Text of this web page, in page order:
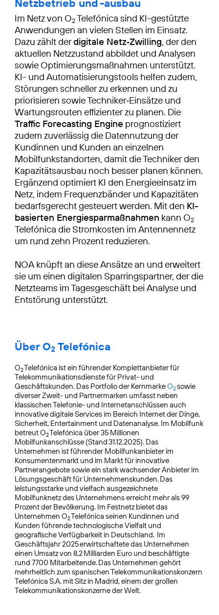
Netzbetrieb und -ausbau
Im Netz von O2Telefónica sind KI-gestützte
Anwendungen an vielen Stellen im Einsatz.
Dazu zählt derdigitale Netz‑Zwilling, der den
aktuellen Netzzustand abbildet und Analysen
sowie Optimierungsmaßnahmen unterstützt.
KI- und Automatisierungstools helfen zudem,
Störungen schneller zu erkennen und zu
priorisieren sowie Techniker‑Einsätze und
Wartungsrouten effizienter zu planen. Die
Traffic Forecasting Engine prognostiziert
zudem zuverlässig die Datennutzung der
Kundinnen und Kunden an einzelnen
Mobilfunkstandorten, damit die Techniker den
Kapazitätsausbau noch besser planen können.
Ergänzend optimiert KI den Energieeinsatz im
Netz, indem Frequenzbänder und Kapazitäten
bedarfsgerecht gesteuert werden. Mit den KI-
basierten Energie­sparmaßnahmen kann O2
Telefónica die Stromkosten im Antennennetz
um rund zehn Prozent reduzieren.
NOA knüpft an diese Ansätze an und erweitert
sie um einen digitalen Sparringspartner, der die
Netzteams im Tagesgeschäft bei Analyse und
Entstörung unterstützt.
Über O2 Telefónica
O2Telefónica ist ein führender Komplettanbieter für
Telekommunikationsdienste für Privat- und
Geschäftskunden. Das Portfolio der KernmarkeO2sowie
diverser Zweit- und Partnermarken umfasst neben
klassischen Telefonie- und Internetanschlüssen auch
innovative digitale Services im Bereich Internet der Dinge,
Sicherheit, Entertainment und Datenanalyse. Im Mobilfunk
betreut O2Telefónica über 35 Millionen
Mobilfunkanschlüsse (Stand 31.12.2025). Das
Unternehmen ist führender Mobilfunkanbieter im
Konsumentenmarkt und im Markt für innovative
Partnerangebote sowie ein stark wachsender Anbieter im
Lösungsgeschäft für Unternehmenskunden. Das
leistungsstarke und vielfach ausgezeichnete
Mobilfunknetz des Unternehmens erreicht mehr als 99
Prozent der Bevölkerung. Im Festnetz bietet das
Unternehmen O2Telefónica seinen Kundinnen und
Kunden führende technologische Vielfalt und
geografische Verfügbarkeit in Deutschland. Im
Geschäftsjahr 2025 erwirtschaftete das Unternehmen
einen Umsatz von 8,2 Milliarden Euro und beschäftigte
rund 7700 Mitarbeitende. Das Unternehmen gehört
mehrheitlich zum spanischen Telekommunikations­konzern
Telefónica S.A. mit Sitz in Madrid, einem der großen
Telekommunikationskonzerne der Welt.